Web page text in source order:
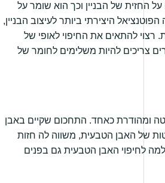
החזית של הבניין וכך הוא שומר על
היצירתי ביותר לעיצוב הבניין,
רצוי להתאים את החיפוי לאופי של
צריכים להיות משלימים לחומר של
ומהודרת כאחד. התחכום שקיים באבן
של האבן הטבעית, משווה לה חזות
לחיפוי האבן הטבעית גם בפנים